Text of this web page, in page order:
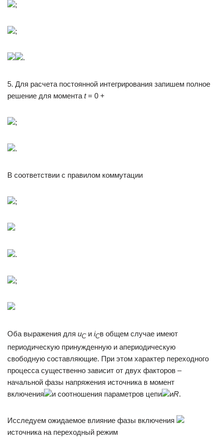
;
;
.
5. Для расчета постоянной интегрирования запишем полное
решение для момента t= 0 +
;
.
В соответствии с правилом коммутации
;
.
;
Оба выражения для uCи iCв общем случае имеют
периодическую принужденную и апериодическую
свободную составляющие. При этом характер переходного
процесса существенно зависит от двух факторов –
начальной фазы напряжения источника в момент
включения
и соотношения параметров цепи иR.
Исследуем ожидаемое влияние фазы включения
источника на переходный режим